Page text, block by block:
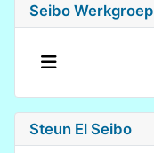
Seibo Werkgroep
Steun El Seibo